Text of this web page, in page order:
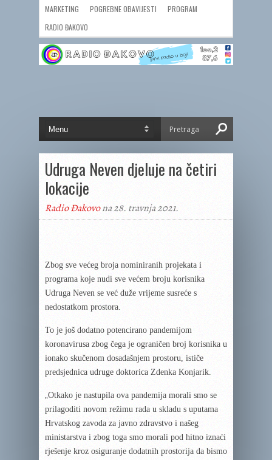
MARKETING POGREBNE OBAVIJESTI
PROGRAM
RADIO ĐAKOVO
Udruga Neven djeluje na četiri
lokacije
Radio Đakovona 28. travnja 2021.
Zbog sve većeg broja nominiranih projekata i
programa koje nudi sve većem broju korisnika
Udruga Neven se već duže vrijeme susreće s
nedostatkom prostora.
To je još dodatno potencirano pandemijom
koronavirusa zbog čega je ograničen broj korisnika u
ionako skučenom dosadašnjem prostoru, ističe
predsjednica udruge doktorica Zdenka Konjarik.
Otkako je nastupila ova pandemija morali smo se
prilagoditi novom režimu rada u skladu s uputama
Hrvatskog zavoda za javno zdravstvo i našeg
ministarstva i zbog toga smo morali pod hitno iznaći
rješenje kroz osiguranje dodatnih prostorija da bismo